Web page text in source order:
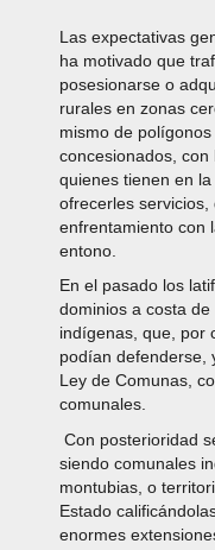
Las expectativas
ha motivado que
posesionarse o
rurales en zonas
mismo de
concesionados,
quienes tienen en
ofrecerles
enfrentamiento con
entono.
En el pasado los
dominios a costa
indígenas, que, por
podían defenderse,
Ley de Comunas,
comunales.
Con posterioridad
siendo comunales
montubias, o
Estado
enormes